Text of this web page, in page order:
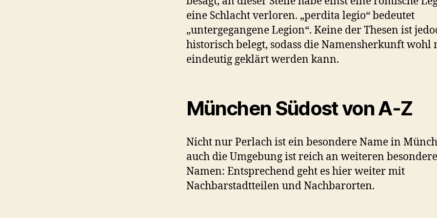
eine Schlacht verloren. „perdita legio“ bedeutet
„untergegangene Legion“. Keine der Thesen ist
historisch belegt, sodass die Namensherkunft wohl
eindeutig geklärt werden kann.
München Südost von A-Z
Nicht nur Perlach ist ein besondere Name in
auch die Umgebung ist reich an weiteren
Namen: Entsprechend geht es hier weiter mit
Nachbarstadtteilen und Nachbarorten.